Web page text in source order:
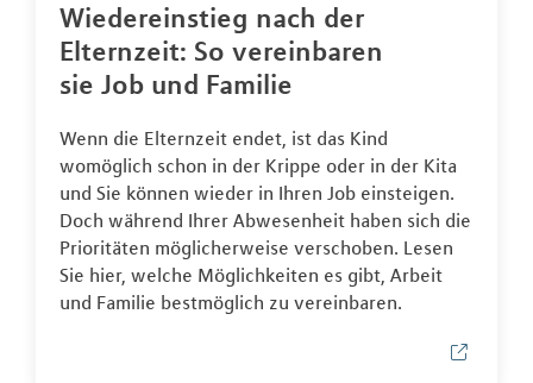
Wiedereinstieg nach der
Elternzeit: So vereinbaren
sie Job und Familie
Wenn die Elternzeit endet, ist das Kind
womöglich schon in der Krippe oder in der Kita
und Sie können wieder in Ihren Job einsteigen.
Doch während Ihrer Abwesenheit haben sich die
Prioritäten möglicherweise verschoben. Lesen
Sie hier, welche Möglichkeiten es gibt, Arbeit
und Familie bestmöglich zu vereinbaren.